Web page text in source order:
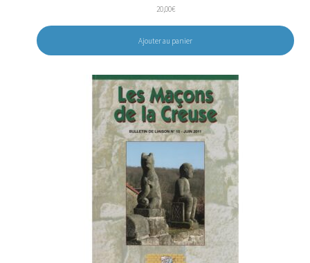
20,00€
Ajouter au panier